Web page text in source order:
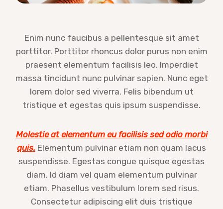
Enim nunc faucibus a pellentesque sit amet
porttitor. Porttitor rhoncus dolor purus non enim
praesent elementum facilisis leo. Imperdiet
massa tincidunt nunc pulvinar sapien. Nunc eget
lorem dolor sed viverra. Felis bibendum ut
tristique et egestas quis ipsum suspendisse.
Molestie at elementum eu facilisis sed odio morbi
quis. Elementum pulvinar etiam non quam lacus
suspendisse. Egestas congue quisque egestas
diam. Id diam vel quam elementum pulvinar
etiam. Phasellus vestibulum lorem sed risus.
Consectetur adipiscing elit duis tristique